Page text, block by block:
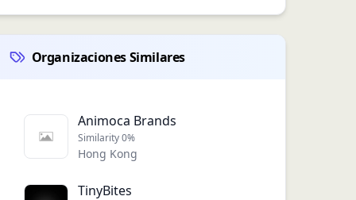
Organizaciones Similares
Animoca Brands
Similarity0%
Hong Kong
TinyBites